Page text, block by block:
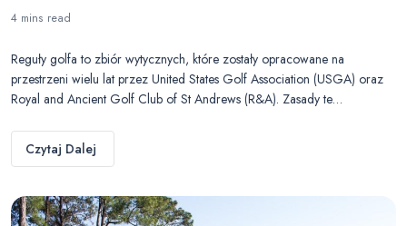
4 mins read
Reguły golfa to zbiór wytycznych, które zostały opracowane na
przestrzeni wielu lat przez United States Golf Association (USGA) oraz
Royal and Ancient Golf Club of St Andrews (R&A). Zasady te…
Czytaj Dalej